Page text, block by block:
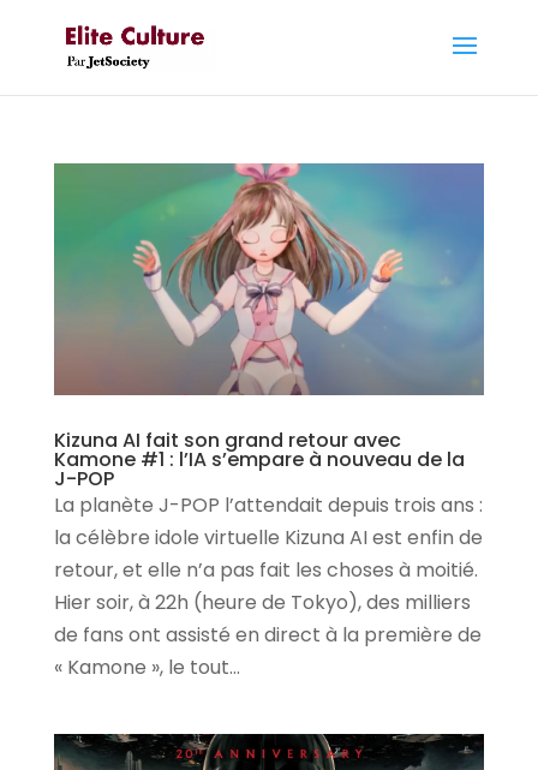
Kizuna AI fait son grand retour avec
Kamone #1 : l’IA s’empare à nouveau de la
J-POP
La planète J-POP l’attendait depuis trois ans :
la célèbre idole virtuelle Kizuna AI est enfin de
retour, et elle n’a pas fait les choses à moitié.
Hier soir, à 22h (heure de Tokyo), des milliers
de fans ont assisté en direct à la première de
« Kamone », le tout...